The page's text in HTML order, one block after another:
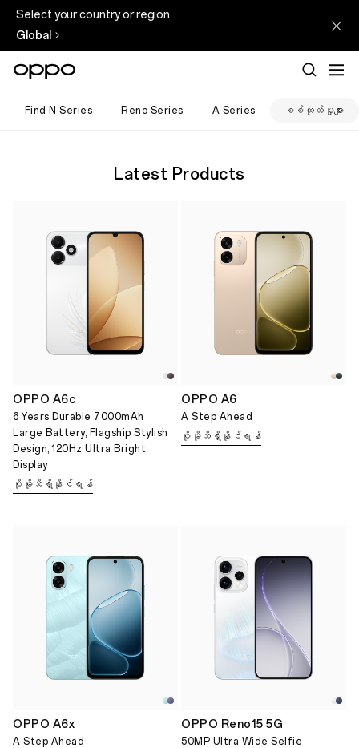
Select your country or region
Global
Find N Series Reno Series A Series စစ်ထုတ်မှုများ
Latest Products
OPPO A6c
6 Years Durable 7000mAh
Large Battery, Flagship Stylish
Design, 120Hz Ultra Bright
Display
ပိုမိုသိရှိနိုင်ရန်
OPPO A6
A Step Ahead
ပိုမိုသိရှိနိုင်ရန်
OPPO A6x
A Step Ahead
OPPO Reno15 5G
50MP Ultra Wide Selfie